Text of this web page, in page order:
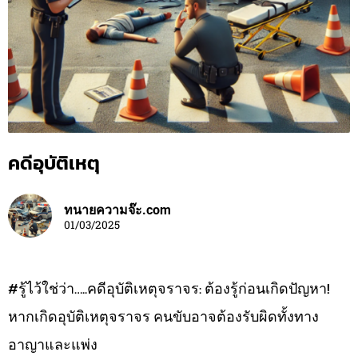
คดีอุบัติเหตุ
ทนายความจ๊ะ.com
01/03/2025
#รู้ไว้ใช่ว่า…..คดีอุบัติเหตุจราจร: ต้องรู้ก่อนเกิดปัญหา!
หากเกิดอุบัติเหตุจราจร คนขับอาจต้องรับผิดทั้งทาง
อาญาและแพ่ง